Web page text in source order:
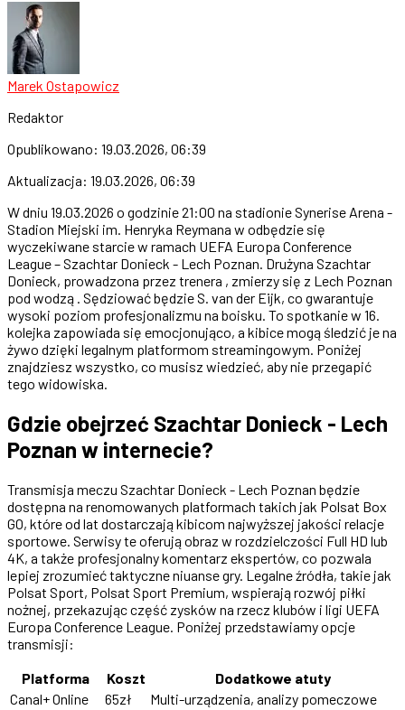
Marek Ostapowicz
Redaktor
Opublikowano: 19.03.2026, 06:39
Aktualizacja: 19.03.2026, 06:39
W dniu 19.03.2026 o godzinie 21:00 na stadionie Synerise Arena -
Stadion Miejski im. Henryka Reymana w odbędzie się
wyczekiwane starcie w ramach UEFA Europa Conference
League – Szachtar Donieck - Lech Poznan. Drużyna Szachtar
Donieck, prowadzona przez trenera , zmierzy się z Lech Poznan
pod wodzą . Sędziować będzie S. van der Eijk, co gwarantuje
wysoki poziom profesjonalizmu na boisku. To spotkanie w 16.
kolejka zapowiada się emocjonująco, a kibice mogą śledzić je na
żywo dzięki legalnym platformom streamingowym. Poniżej
znajdziesz wszystko, co musisz wiedzieć, aby nie przegapić
tego widowiska.
Gdzie obejrzeć Szachtar Donieck - Lech
Poznan w internecie?
Transmisja meczu Szachtar Donieck - Lech Poznan będzie
dostępna na renomowanych platformach takich jak Polsat Box
GO, które od lat dostarczają kibicom najwyższej jakości relacje
sportowe. Serwisy te oferują obraz w rozdzielczości Full HD lub
4K, a także profesjonalny komentarz ekspertów, co pozwala
lepiej zrozumieć taktyczne niuanse gry. Legalne źródła, takie jak
Polsat Sport, Polsat Sport Premium, wspierają rozwój piłki
nożnej, przekazując część zysków na rzecz klubów i ligi UEFA
Europa Conference League. Poniżej przedstawiamy opcje
transmisji:
Platforma
Koszt
Dodatkowe atuty
Canal+ Online
65zł Multi-urządzenia, analizy pomeczowe